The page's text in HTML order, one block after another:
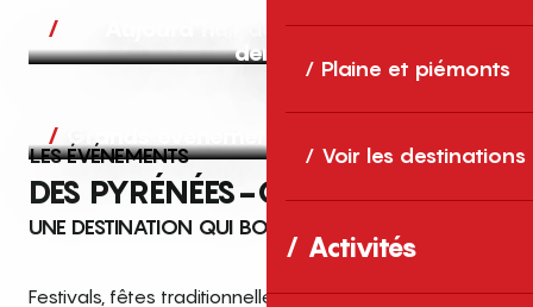
Plaine et piémonts
Voir les destinations
Activités
Aujourd’hui, demain et après-
demain
Grands événements
LES ÉVÉNEMENTS
DES PYRÉNÉES-ORIENTALES
UNE DESTINATION QUI BOUGE TOUTE L’ANNÉE
Festivals, fêtes traditionnelles, concerts, expositions,